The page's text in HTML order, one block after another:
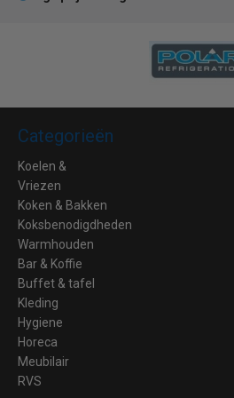
Categorieën
Koelen &
Vriezen
Koken & Bakken
Koksbenodigdheden
Warmhouden
Bar & Koffie
Buffet & tafel
Kleding
Hygiene
Horeca
Meubilair
RVS